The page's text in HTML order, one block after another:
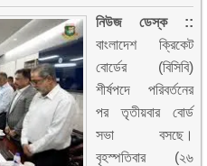
নিউজ ডেস্ক ::
বাংলাদেশ ক্রিকেট
বোর্ডের (বিসিবি)
শীর্ষপদে পরিবর্তনের
পর তৃতীয়বার বোর্ড
সভা বসছে।
বৃহস্পতিবার (২৬